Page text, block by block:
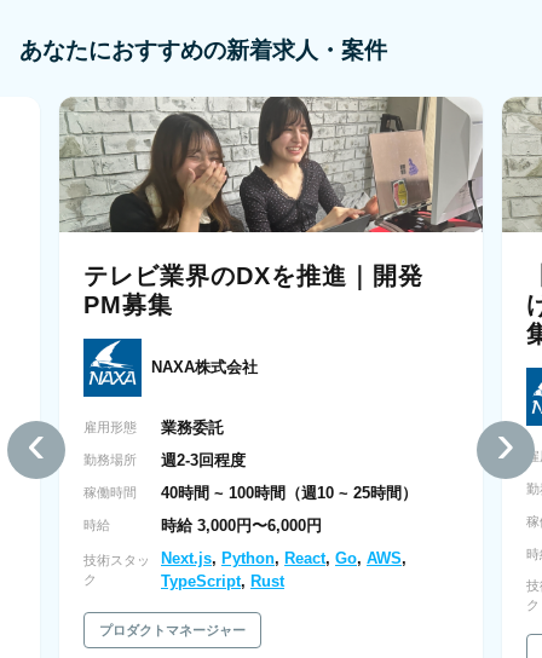
あなたにおすすめの新着求人・案件
テレビ業界のDXを推進｜開発
PM募集
NAXA株式会社
雇用形態 業務委託
勤務場所 週2-3回程度
稼働時間 40時間 ~ 100時間（週10 ~ 25時間）
時給 時給 3,000円〜6,000円
技術スタッ
ク
Next.js, Python, React, Go, AWS,
TypeScript, Rust
プロダクトマネージャー
勤
稼
時
技
ク
‹ ›